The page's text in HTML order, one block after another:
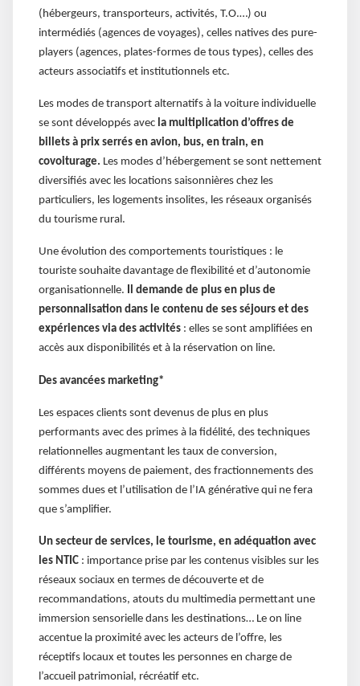
(hébergeurs, transporteurs, activités, T.O.…) ou
intermédiés (agences de voyages), celles natives des pure-
players (agences, plates-formes de tous types), celles des
acteurs associatifs et institutionnels etc.
Les modes de transport alternatifs à la voiture individuelle
se sont développés avec la multiplication d’offres de
billets à prix serrés en avion, bus, en train, en
covoiturage. Les modes d’hébergement se sont nettement
diversifiés avec les locations saisonnières chez les
particuliers, les logements insolites, les réseaux organisés
du tourisme rural.
Une évolution des comportements touristiques : le
touriste souhaite davantage de flexibilité et d’autonomie
organisationnelle. Il demande de plus en plus de
personnalisation dans le contenu de ses séjours et des
expériences via des activités : elles se sont amplifiées en
accès aux disponibilités et à la réservation on line.
Des avancées marketing*
Les espaces clients sont devenus de plus en plus
performants avec des primes à la fidélité, des techniques
relationnelles augmentant les taux de conversion,
différents moyens de paiement, des fractionnements des
sommes dues et l’utilisation de l’IA générative qui ne fera
que s’amplifier.
Un secteur de services, le tourisme, en adéquation avec
les NTIC : importance prise par les contenus visibles sur les
réseaux sociaux en termes de découverte et de
recommandations, atouts du multimedia permettant une
immersion sensorielle dans les destinations… Le on line
accentue la proximité avec les acteurs de l’offre, les
réceptifs locaux et toutes les personnes en charge de
l’accueil patrimonial, récréatif etc.